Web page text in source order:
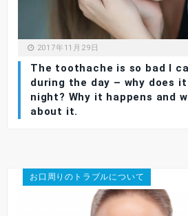
2017年11月29日
The toothache is so bad I
during the day – why does
night? Why it happens and
about it.
お口周りのトラブルについて